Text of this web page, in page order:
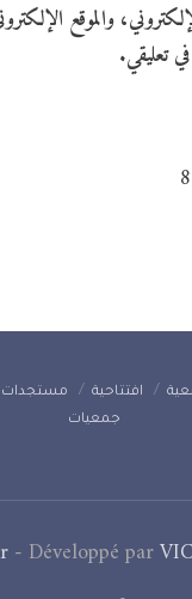
والموقع
تعليقي.
افتتاحية مستجدات
جمعيات
- Développé par